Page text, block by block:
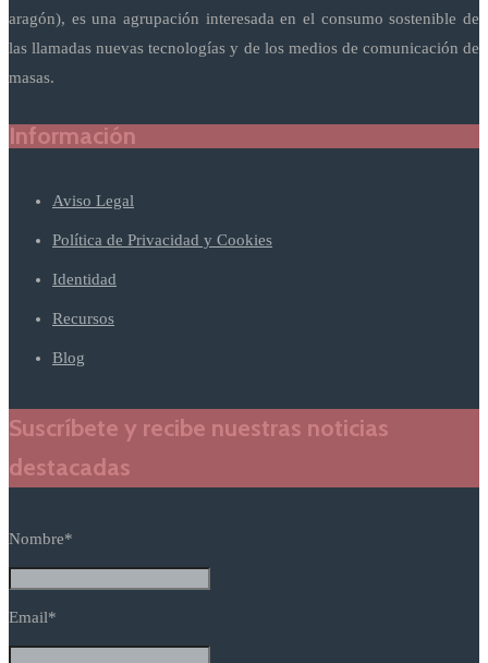
aragón), es una agrupación interesada en el consumo sostenible de
las llamadas nuevas tecnologías y de los medios de comunicación de
masas.
Información
Aviso Legal
Política de Privacidad y Cookies
Identidad
Recursos
Blog
Suscríbete y recibe nuestras noticias
destacadas
Nombre*
Email*